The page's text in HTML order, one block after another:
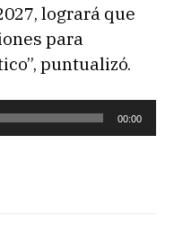
logrará que
para
puntualizó.
00:00